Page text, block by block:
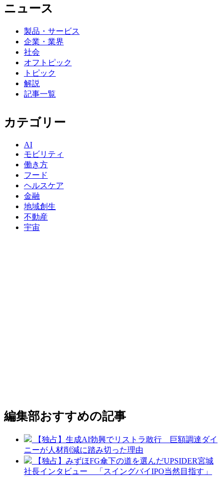
ニュース
製品・サービス
企業・業界
社会
オフトピック
トピック
解説
記事一覧
カテゴリー
AI
モビリティ
働き方
フード
ヘルスケア
金融
地域創生
不動産
宇宙
編集部おすすめの記事
【独占】生成AI勃興でリストラ敢行 巨額調達ダイ
ニーが人材削減に踏み切った理由
【独占】みずほFG傘下の道を選んだUPSIDER宮城
社長インタビュー 「スイングバイIPO当然目指す」